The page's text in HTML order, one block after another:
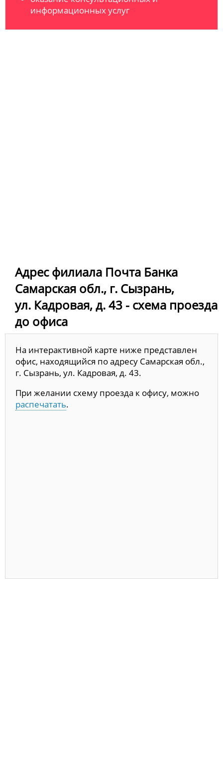
информационных услуг
Адрес филиала Почта Банка
Самарская обл., г. Сызрань,
ул. Кадровая, д. 43 - схема проезда
до офиса
На интерактивной карте ниже представлен
офис, находящийся по адресу Самарская обл.,
г. Сызрань, ул. Кадровая, д. 43.
При желании схему проезда к офису, можно
распечатать.